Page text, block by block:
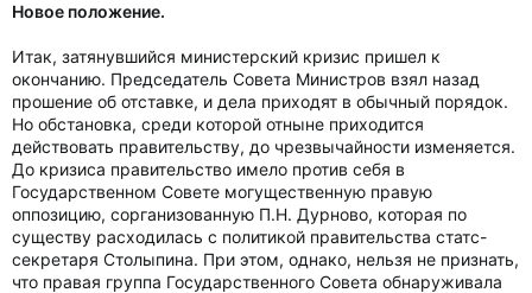
Новое положение.
Итак, затянувшийся министерский кризис пришел к
окончанию. Председатель Совета Министров взял назад
прошение об отставке, и дела приходят в обычный порядок.
Но обстановка, среди которой отныне приходится
действовать правительству, до чрезвычайности изменяется.
До кризиса правительство имело против себя в
Государственном Совете могущественную правую
оппозицию, сорганизованную П.Н. Дурново, которая по
существу расходилась с политикой правительства статс-
секретаря Столыпина. При этом, однако, нельзя не признать,
что правая группа Государственного Совета обнаруживала